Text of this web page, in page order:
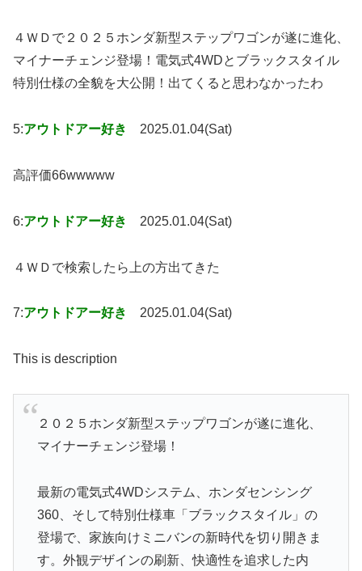
４ＷＤで２０２５ホンダ新型ステップワゴンが遂に進化、
マイナーチェンジ登場！電気式4WDとブラックスタイル
特別仕様の全貌を大公開！出てくると思わなかったわ
5:アウトドアー好き 2025.01.04(Sat)
高評価66wwwww
6:アウトドアー好き 2025.01.04(Sat)
４ＷＤで検索したら上の方出てきた
7:アウトドアー好き 2025.01.04(Sat)
This is description
２０２５ホンダ新型ステップワゴンが遂に進化、
マイナーチェンジ登場！
最新の電気式4WDシステム、ホンダセンシング
360、そして特別仕様車「ブラックスタイル」の
登場で、家族向けミニバンの新時代を切り開きま
す。外観デザインの刷新、快適性を追求した内